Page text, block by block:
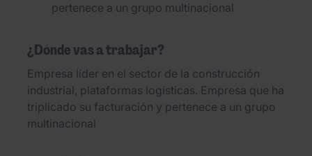
pertenece a un grupo multinacional
¿Dónde vas a trabajar?
Empresa líder en el sector de la construcción
industrial, plataformas logísticas. Empresa que ha
triplicado su facturación y pertenece a un grupo
multinacional